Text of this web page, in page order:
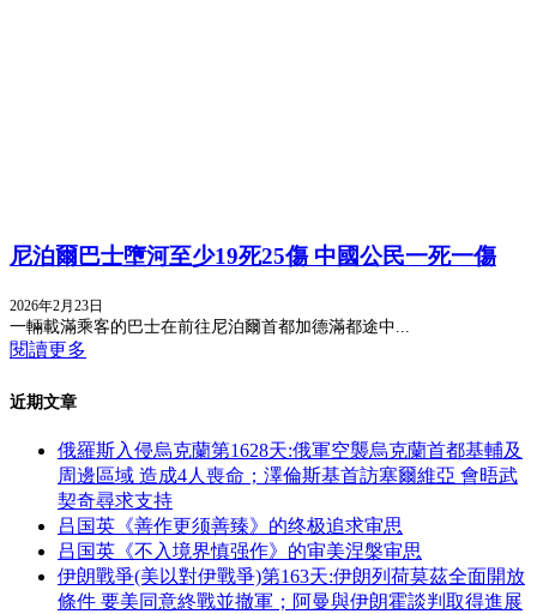
尼泊爾巴士墮河至少19死25傷 中國公民一死一傷
2026年2月23日
一輛載滿乘客的巴士在前往尼泊爾首都加德滿都途中...
閱讀更多
近期文章
俄羅斯入侵烏克蘭第1628天:俄軍空襲烏克蘭首都基輔及
周邊區域 造成4人喪命；澤倫斯基首訪塞爾維亞 會晤武
契奇尋求支持
吕国英《善作更须善臻》的终极追求审思
吕国英《不入境界慎强作》的审美涅槃审思
伊朗戰爭(美以對伊戰爭)第163天:伊朗列荷莫茲全面開放
條件 要美同意終戰並撤軍；阿曼與伊朗霍談判取得進展